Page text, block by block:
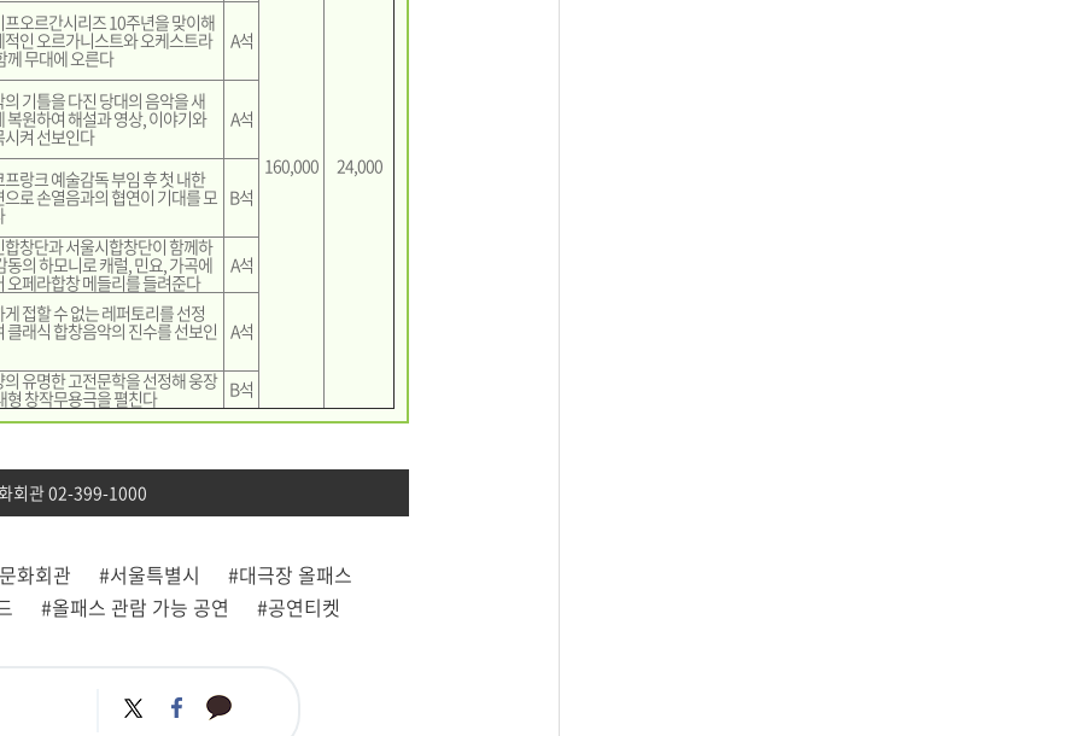
160,000 24,000
프오르간시리즈 10주년을 맞이해
적인 오르가니스트와 오케스트라
께 무대에 오른다
A석
기틀을 다진 당대의 음악을 새
복원하여 해설과 영상, 이야기와
시켜 선보인다
A석
랑크 예술감독 부임 후 첫 내한
로 손열음과의 협연이 기대를 모 B석
합창단과 서울시합창단이 함께하
동의 하모니로 캐럴, 민요, 가곡에
오페라합창 메들리를 들려준다
A석
접할 수 없는 레퍼토리를 선정
클래식 합창음악의 진수를 선보인 A석
유명한 고전문학을 선정해 웅장
형 창작무용극을 펼친다 B석
회관 02-399-1000
화회관 #서울특별시
#대극장 올패스
#올패스 관람 가능 공연 #공연티켓
트
위
페
이
카
카